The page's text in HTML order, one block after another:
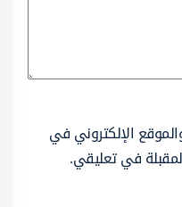
الإلكتروني في
في تعليقي.